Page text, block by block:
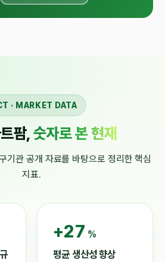
· MARKET DATA
팜,숫자로 본 현재
관 공개 자료를 바탕으로 정리한 핵심
지표.
+27 %
평균 생산성 향상